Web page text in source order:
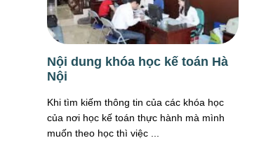
Nội dung khóa học kế toán Hà
Nội
Khi tìm kiếm thông tin của các khóa học
của nơi học kế toán thực hành mà mình
muốn theo học thì việc ...